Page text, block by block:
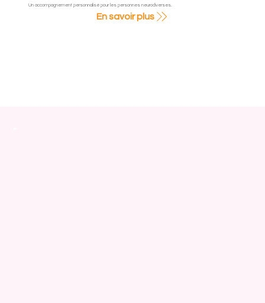
Un accompagnement personnalisé pour les personnes neurodiverses.
En savoir plus